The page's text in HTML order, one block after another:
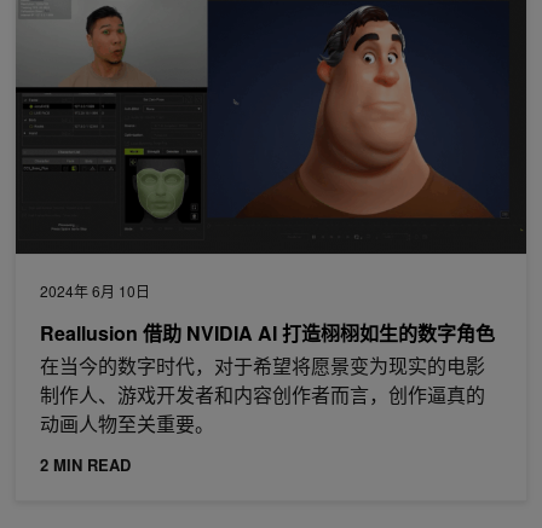
2024年 6月 10日
Reallusion 借助 NVIDIA AI 打造栩栩如生的数字角色
在当今的数字时代，对于希望将愿景变为现实的电影
制作人、游戏开发者和内容创作者而言，创作逼真的
动画人物至关重要。
2 MIN READ